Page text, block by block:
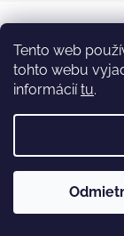
Tento web
tohto webu
informáciítu.
Copyright